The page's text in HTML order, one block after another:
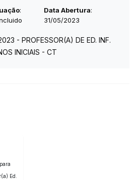
:
Data Abertura:
31/05/2023
- PROFESSOR(A) DE ED. INF.
INICIAIS - CT
Ed.